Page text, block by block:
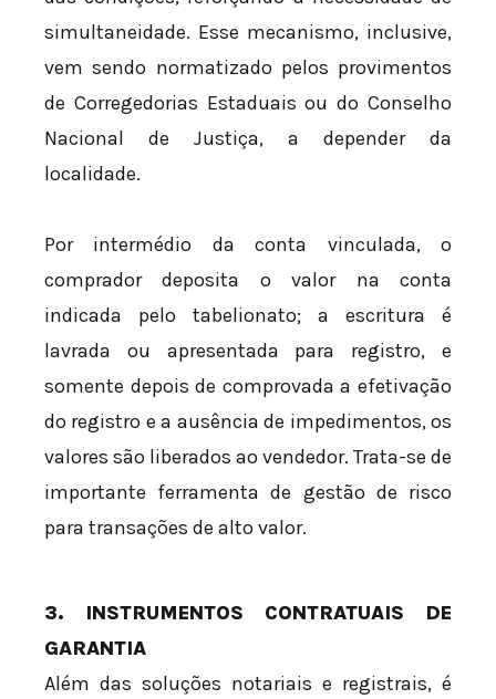
simultaneidade. Esse mecanismo, inclusive,
vem sendo normatizado pelos provimentos
de Corregedorias Estaduais ou do Conselho
Nacional de Justiça, a depender da
localidade.
Por intermédio da conta vinculada, o
comprador deposita o valor na conta
indicada pelo tabelionato; a escritura é
lavrada ou apresentada para registro, e
somente depois de comprovada a efetivação
do registro e a ausência de impedimentos, os
valores são liberados ao vendedor. Trata-se de
importante ferramenta de gestão de risco
para transações de alto valor.
3. INSTRUMENTOS CONTRATUAIS DE
GARANTIA
Além das soluções notariais e registrais, é